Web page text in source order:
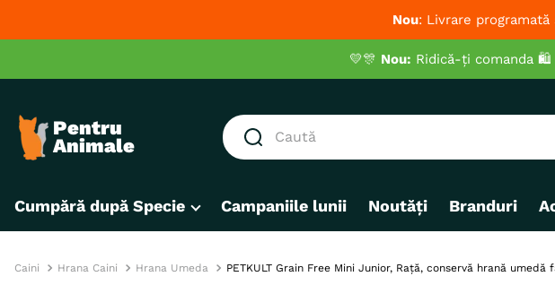
Nou: Livrare
💛🎊 Nou: Ridică-ți comanda 🛍️
Caută
1. hrana umeda pisici
3. royal canin
Cumpără după Specie Campaniile lunii Noutăți Branduri
Caini Hrana Caini Hrana Umeda PETKULT Grain Free Mini Junior, Rață, conservă hrană